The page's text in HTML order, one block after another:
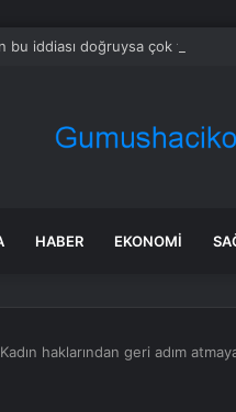
bu iddiası doğruysa çok tartışılır:
HABER EKONOMI
haklarından geri adım